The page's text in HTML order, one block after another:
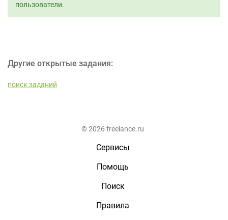
пользователи.
Другие открытые задания:
поиск заданий
© 2026 freelance.ru
Сервисы
Помощь
Поиск
Правила